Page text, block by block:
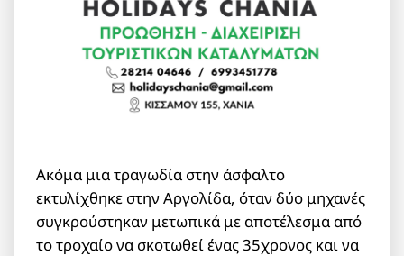
Ακόμα μια τραγωδία στην άσφαλτο
εκτυλίχθηκε στην Αργολίδα, όταν δύο μηχανές
συγκρούστηκαν μετωπικά με αποτέλεσμα από
το τροχαίο να σκοτωθεί ένας 35χρονος και να